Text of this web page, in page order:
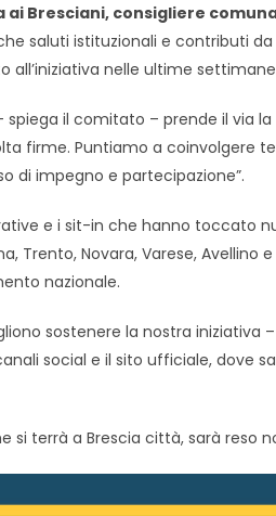
ai Bresciani, consigliere
saluti istituzionali e contributi
all’iniziativa nelle ultime
il comitato – prende il via
firme. Puntiamo a coinvolgere
di impegno e partecipazione”.
e i sit-in che hanno toccato
Trento, Novara, Varese, Avellino
nazionale.
sostenere la nostra iniziativa
social e il sito ufficiale, dove
si terrà a Brescia città, sarà reso